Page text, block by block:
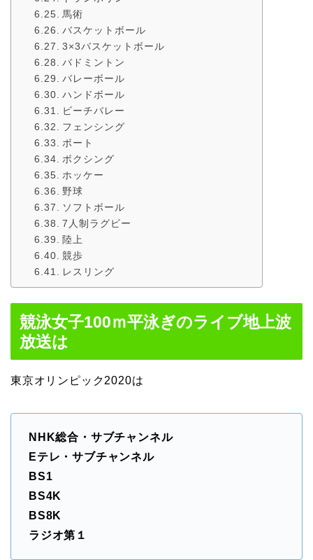
馬術
バスケットボール
3×3バスケットボール
バドミントン
バレーボール
ハンドボール
ビーチバレー
フェンシング
ボート
ボクシング
ホッケー
野球
ソフトボール
7人制ラグビー
陸上
競歩
レスリング
競泳女子100ｍ平泳ぎのライブ地上波
放送は
東京オリンピック2020は
NHK総合・サブチャンネル
Eテレ・サブチャンネル
BS1
BS4K
BS8K
ラジオ第１